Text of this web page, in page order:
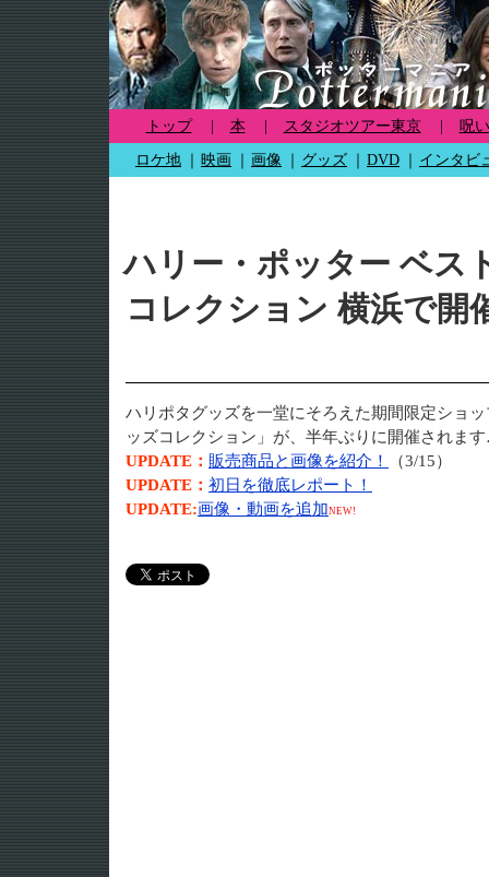
トップ 本 スタジオツアー東京 呪
ロケ地 映画 画像 グッズ DVD インタビ
ハリー・ポッター ベス
コレクション 横浜で開
ハリポタグッズを一堂にそろえた期間限定ショ
ッズコレクション」が、半年ぶりに開催されます
UPDATE： 販売商品と画像を紹介！
（3/15）
UPDATE： 初日を徹底レポート！
UPDATE:画像・動画を追加NEW!